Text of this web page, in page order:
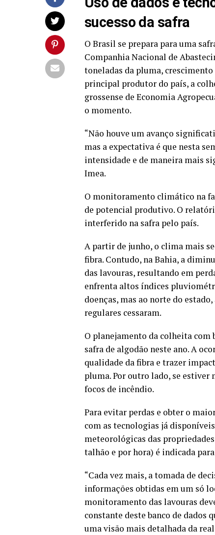
sucesso da safra
O Brasil se prepara para uma
Companhia Nacional de
toneladas da pluma,
principal produtor do país, a
grossense de Economia
o momento.
“Não houve um avanço
mas a expectativa é que nesta
intensidade e de maneira mais
Imea.
O monitoramento climático na
de potencial produtivo. O
interferido na safra pelo país.
A partir de junho, o clima mais
fibra. Contudo, na Bahia, a
das lavouras, resultando em
enfrenta altos índices
doenças, mas ao norte do
regulares cessaram.
O planejamento da colheita com
safra de algodão neste ano. A
qualidade da fibra e trazer
pluma. Por outro lado, se estiver
focos de incêndio.
Para evitar perdas e obter o
com as tecnologias já
meteorológicas das
talhão e por hora) é indicada
“Cada vez mais, a tomada de
informações obtidas em um só
monitoramento das lavouras
constante deste banco de dados
uma visão mais detalhada da